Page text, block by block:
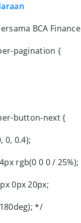
BCA Finance
pagination {
button-next {
0, 0.4);
rgb(0 0 0 / 25%);
0px 20px;
*/